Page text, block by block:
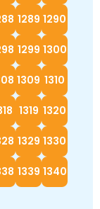
1289 1290
1299 1300
1309 1310
1319 1320
1329 1330
1339 1340